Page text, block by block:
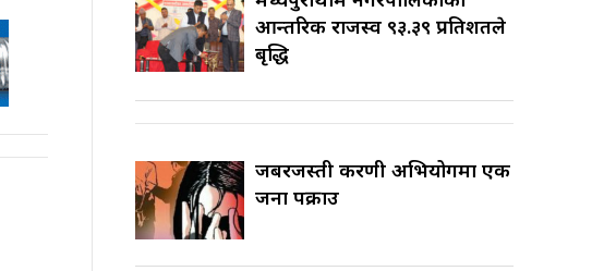
आन्तरिक राजस्व ९३.३९ प्रतिशतले
बृद्धि
जबरजस्ती करणी अभियोगमा एक
जना पक्राउ